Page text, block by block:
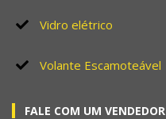
Vidro elétrico
Volante Escamoteável
FALE COM UM VENDEDOR